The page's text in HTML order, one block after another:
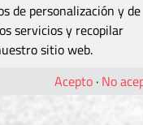
de personalización y de
servicios y recopilar
sitio web.
Acepto · No